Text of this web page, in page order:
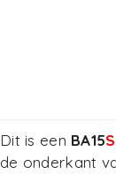
Dit is een BA15S
de onderkant